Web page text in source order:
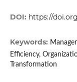
DOI: https://
Keywords:
Efficiency,
Transformation